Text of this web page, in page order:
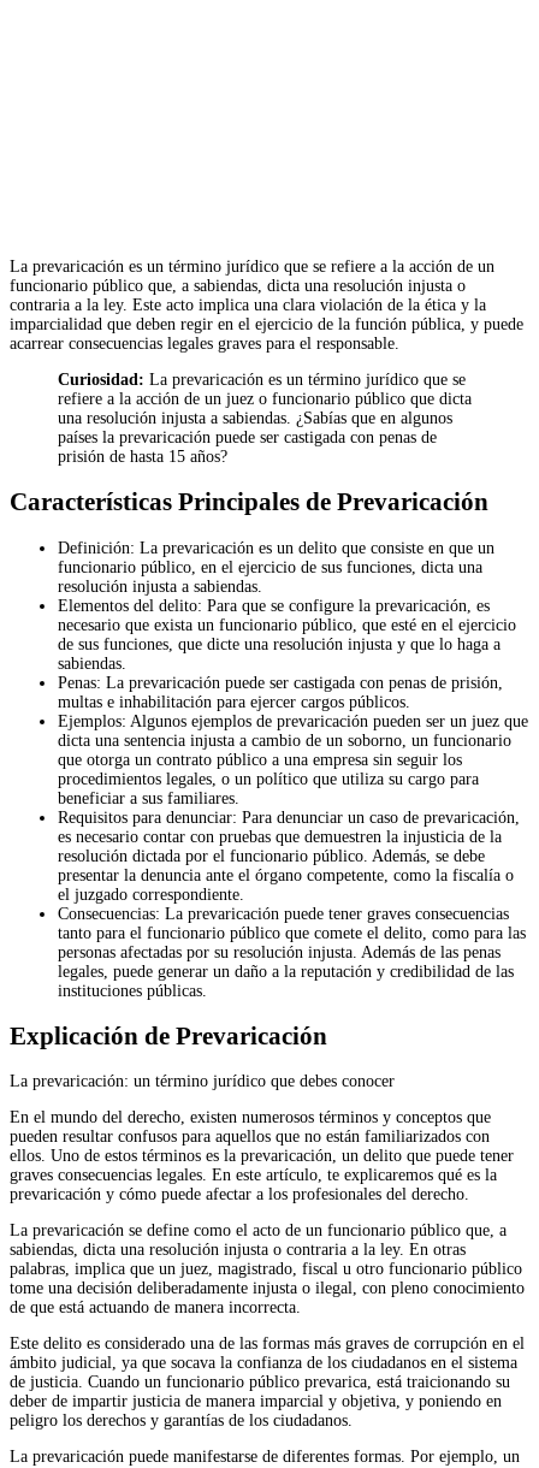
La prevaricación es un término jurídico que se refiere a la acción de un
funcionario público que, a sabiendas, dicta una resolución injusta o
contraria a la ley. Este acto implica una clara violación de la ética y la
imparcialidad que deben regir en el ejercicio de la función pública, y puede
acarrear consecuencias legales graves para el responsable.
Curiosidad: La prevaricación es un término jurídico que se
refiere a la acción de un juez o funcionario público que dicta
una resolución injusta a sabiendas. ¿Sabías que en algunos
países la prevaricación puede ser castigada con penas de
prisión de hasta 15 años?
Características Principales de Prevaricación
Definición: La prevaricación es un delito que consiste en que un
funcionario público, en el ejercicio de sus funciones, dicta una
resolución injusta a sabiendas.
Elementos del delito: Para que se configure la prevaricación, es
necesario que exista un funcionario público, que esté en el ejercicio
de sus funciones, que dicte una resolución injusta y que lo haga a
sabiendas.
Penas: La prevaricación puede ser castigada con penas de prisión,
multas e inhabilitación para ejercer cargos públicos.
Ejemplos: Algunos ejemplos de prevaricación pueden ser un juez que
dicta una sentencia injusta a cambio de un soborno, un funcionario
que otorga un contrato público a una empresa sin seguir los
procedimientos legales, o un político que utiliza su cargo para
beneficiar a sus familiares.
Requisitos para denunciar: Para denunciar un caso de prevaricación,
es necesario contar con pruebas que demuestren la injusticia de la
resolución dictada por el funcionario público. Además, se debe
presentar la denuncia ante el órgano competente, como la fiscalía o
el juzgado correspondiente.
Consecuencias: La prevaricación puede tener graves consecuencias
tanto para el funcionario público que comete el delito, como para las
personas afectadas por su resolución injusta. Además de las penas
legales, puede generar un daño a la reputación y credibilidad de las
instituciones públicas.
Explicación de Prevaricación
La prevaricación: un término jurídico que debes conocer
En el mundo del derecho, existen numerosos términos y conceptos que
pueden resultar confusos para aquellos que no están familiarizados con
ellos. Uno de estos términos es la prevaricación, un delito que puede tener
graves consecuencias legales. En este artículo, te explicaremos qué es la
prevaricación y cómo puede afectar a los profesionales del derecho.
La prevaricación se define como el acto de un funcionario público que, a
sabiendas, dicta una resolución injusta o contraria a la ley. En otras
palabras, implica que un juez, magistrado, fiscal u otro funcionario público
tome una decisión deliberadamente injusta o ilegal, con pleno conocimiento
de que está actuando de manera incorrecta.
Este delito es considerado una de las formas más graves de corrupción en el
ámbito judicial, ya que socava la confianza de los ciudadanos en el sistema
de justicia. Cuando un funcionario público prevarica, está traicionando su
deber de impartir justicia de manera imparcial y objetiva, y poniendo en
peligro los derechos y garantías de los ciudadanos.
La prevaricación puede manifestarse de diferentes formas. Por ejemplo, un